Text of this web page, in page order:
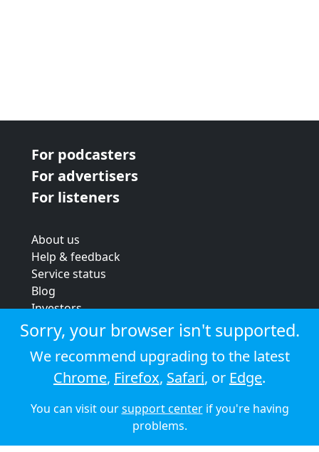
For podcasters
For advertisers
For listeners
About us
Help & feedback
Service status
Blog
Investors
Strategic review
Terms & conditions
Privacy policy
Cookie policy
© 2026 Audioboom
Sorry, your browser isn't supported.
We recommend upgrading to the latest
Chrome, Firefox, Safari, or Edge.
You can visit oursupport centerif you're having
problems.